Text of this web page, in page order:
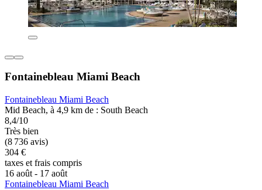
Fontainebleau Miami Beach
Fontainebleau Miami Beach
Mid Beach, à 4,9 km de : South Beach
8,4/10
Très bien
(8 736 avis)
304 €
taxes et frais compris
16 août - 17 août
Fontainebleau Miami Beach